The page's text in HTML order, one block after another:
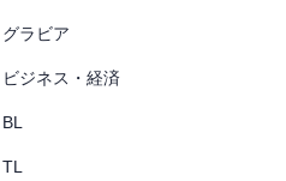
グラビア
ビジネス・経済
BL
TL